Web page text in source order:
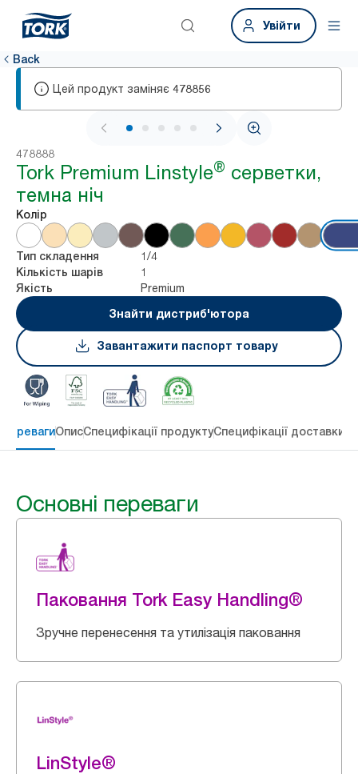
Увійти
Back
Цей продукт заміняє 478856
1 / 5
478888
Tork Premium Linstyle® серветки,
темна ніч
Колір
Тип складення 1/4
Кількість шарів 1
Якість
Premium
Знайти дистриб'ютора
Завантажити паспорт товару
перевагиОписСпецифікації продуктуСпецифікації доставки
Основні переваги
Паковання Tork Easy Handling®
Зручне перенесення та утилізація паковання
LinStyle®